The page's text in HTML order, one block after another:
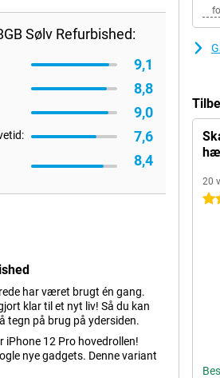
Sølv Refurbished:
9,1
8,8
9,0
7,6
8,4
har været brugt én gang.
klar til et nyt liv! Så du kan
tegn på brug på ydersiden.
iPhone 12 Pro hovedrollen!
nye gadgets. Denne variant
20